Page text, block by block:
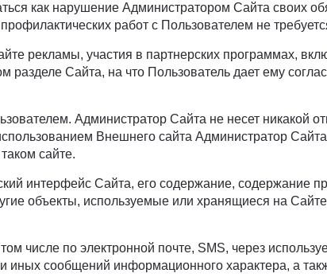
как нарушение Администратором Сайта своих
работ с Пользователем не
рекламы, участия в партнерских программах,
Сайта, на что Пользователь дает ему
Администратор Сайта не несет никакой
Внешнего сайта Администратор
сайте.
интерфейс Сайта, его содержание, содержание
объекты, используемые или хранящиеся на
числе по электронной почте, SMS, через
иных сообщений информационного характера, а